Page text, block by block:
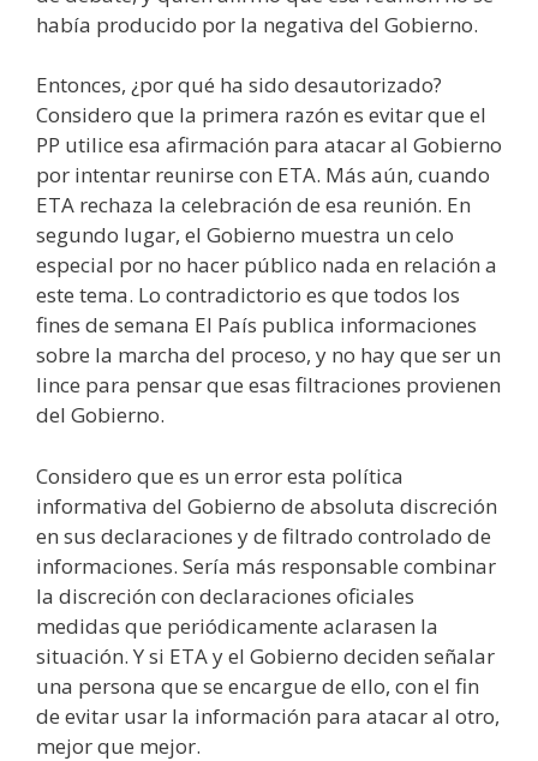
había producido por la negativa del Gobierno.
Entonces, ¿por qué ha sido desautorizado?
Considero que la primera razón es evitar que el
PP utilice esa afirmación para atacar al Gobierno
por intentar reunirse con ETA. Más aún, cuando
ETA rechaza la celebración de esa reunión. En
segundo lugar, el Gobierno muestra un celo
especial por no hacer público nada en relación a
este tema. Lo contradictorio es que todos los
fines de semana El País publica informaciones
sobre la marcha del proceso, y no hay que ser un
lince para pensar que esas filtraciones provienen
del Gobierno.
Considero que es un error esta política
informativa del Gobierno de absoluta discreción
en sus declaraciones y de filtrado controlado de
informaciones. Sería más responsable combinar
la discreción con declaraciones oficiales
medidas que periódicamente aclarasen la
situación. Y si ETA y el Gobierno deciden señalar
una persona que se encargue de ello, con el fin
de evitar usar la información para atacar al otro,
mejor que mejor.